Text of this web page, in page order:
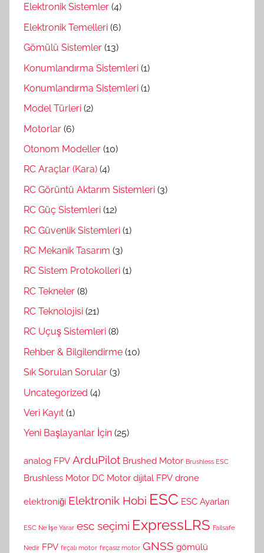
Elektronik Sistemler (4)
Elektronik Temelleri (6)
Gömülü Sistemler (13)
Konumlandırma Sistemleri (1)
Konumlandırma Sistemleri (1)
Model Türleri (2)
Motorlar (6)
Otonom Modeller (10)
RC Araçlar (Kara) (4)
RC Görüntü Aktarım Sistemleri (3)
RC Güç Sistemleri (12)
RC Güvenlik Sistemleri (1)
RC Mekanik Tasarım (3)
RC Sistem Protokolleri (1)
RC Tekneler (8)
RC Teknolojisi (21)
RC Uçuş Sistemleri (8)
Rehber & Bilgilendirme (10)
Sık Sorulan Sorular (3)
Uncategorized (4)
Veri Kayıt (1)
Yeni Başlayanlar İçin (25)
analog FPV ArduPilot Brushed Motor Brushless ESC
Brushless Motor DC Motor dijital FPV drone
elektroniği Elektronik Hobi ESC ESC Ayarları
ESC Ne İşe Yarar esc seçimi ExpressLRS Failsafe
Nedir FPV fırçalı motor fırçasız motor GNSS gömülü